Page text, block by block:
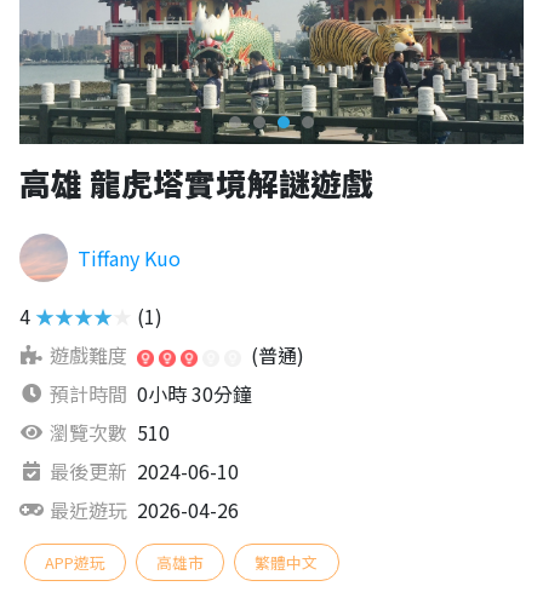
高雄 龍虎塔實境解謎遊戲
Tiffany Kuo
4 ★★★★★
(1)
遊戲難度
(普通)
預計時間 0小時 30分鐘
瀏覽次數 510
最後更新 2024-06-10
最近遊玩 2026-04-26
APP遊玩 高雄市 繁體中文